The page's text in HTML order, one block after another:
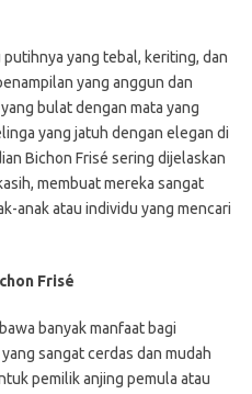
yang tebal, keriting, dan
yang anggun dan
bulat dengan mata yang
yang jatuh dengan elegan di
Bichon Frisé sering dijelaskan
membuat mereka sangat
anak atau individu yang mencari
Frisé
banyak manfaat bagi
sangat cerdas dan mudah
pemilik anjing pemula atau